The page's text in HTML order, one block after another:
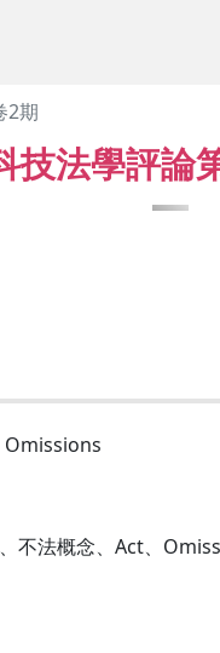
2期
技法學評論
Omissions
不法概念、Act、